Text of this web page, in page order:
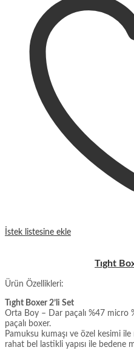
İstek listesine ekle
Tıght
Ürün Özellikleri:
Tıght Boxer 2’li Set
Orta Boy – Dar paçalı %47 micro
paçalı boxer.
Pamuksu kumaşı ve özel kesimi
rahat bel lastikli yapısı ile bedene